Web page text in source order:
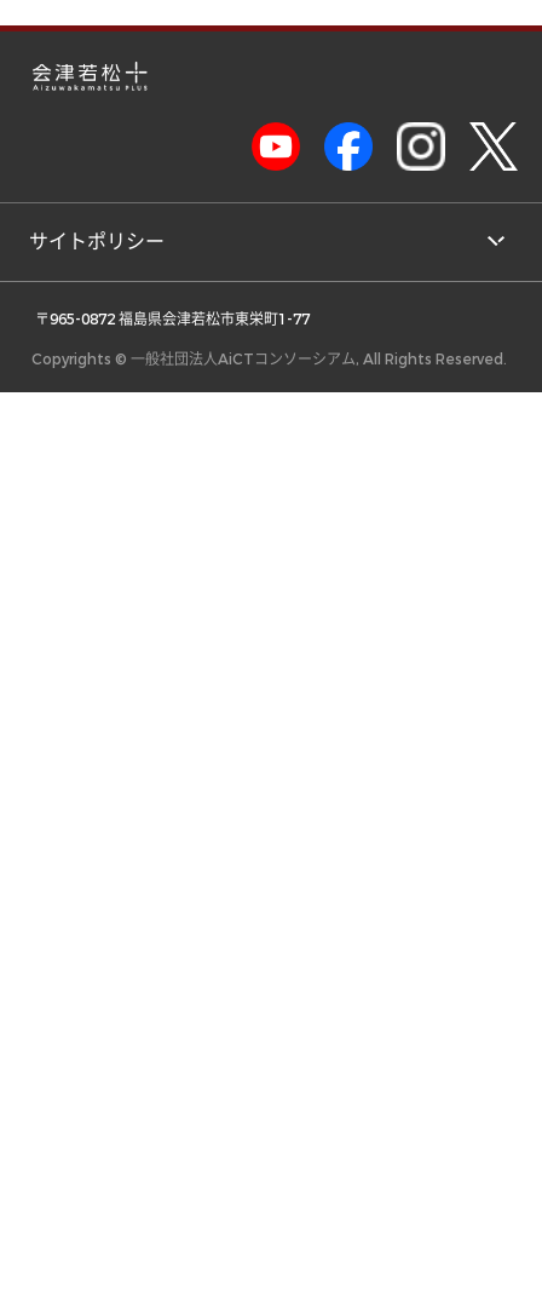
サイトポリシー
〒965-0872 福島県会津若松市東栄町1-77
Copyrights © 一般社団法人AiCTコンソーシアム, All Rights Reserved.